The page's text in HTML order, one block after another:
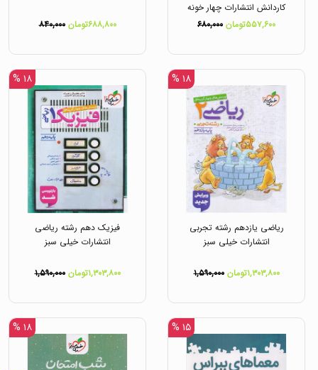
کاردانش انتشارات چهار خونه
۵۵۷,۶۰۰تومان
۶۸۰,۰۰۰ ۶۸۸,۸۰۰تومان ۸۴۰,۰۰۰
۱۸ %
ریاضی یازدهم رشته تجربی
انتشارات خیلی سبز
۱,۳۰۳,۸۰۰تومان ۱,۵۹۰,۰۰۰
۱۸ %
فیزیک دهم رشته ریاضی
انتشارات خیلی سبز
۱,۳۰۳,۸۰۰تومان ۱,۵۹۰,۰۰۰
۱۵ % ۱۸ %